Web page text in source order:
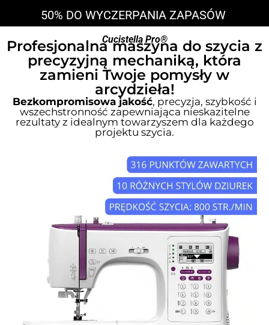
50% DO WYCZERPANIA ZAPASÓW
Cucistella Pro®
Profesjonalna maszyna do szycia z
precyzyjną mechaniką, która
zamieni Twoje pomysły w
arcydzieła!
Bezkompromisowa jakość, precyzja, szybkość i
wszechstronność zapewniająca nieskazitelne
rezultaty z idealnym towarzyszem dla każdego
projektu szycia.